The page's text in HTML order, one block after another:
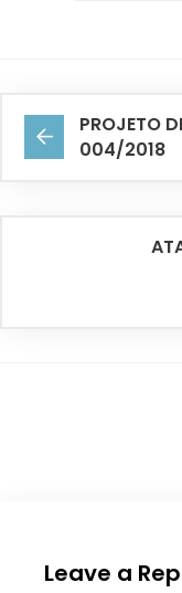
PROJETO
004/2018
Leave a